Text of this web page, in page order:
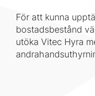
För att kunna
bostadsbestånd
utöka Vitec Hyra